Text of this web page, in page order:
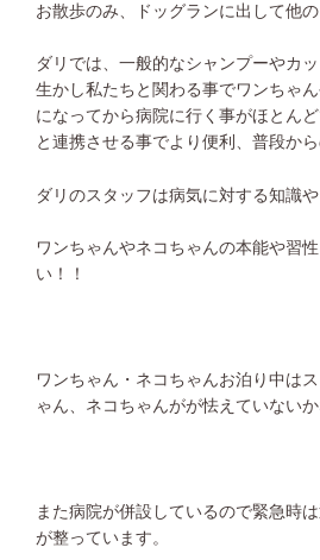
お散歩のみ、ドッグランに出して他
ダリでは、一般的なシャンプーやカ
生かし私たちと関わる事でワンちゃ
になってから病院に行く事がほとん
と連携させる事でより便利、普段か
ダリのスタッフは病気に対する知識
ワンちゃんやネコちゃんの本能や習
い！！
ワンちゃん・ネコちゃんお泊り中は
ゃん、ネコちゃんがが怯えていない
また病院が併設しているので緊急時
が整っています。